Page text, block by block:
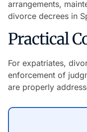
arrangements,
divorce decrees in
Practical
For expatriates,
enforcement of
are properly